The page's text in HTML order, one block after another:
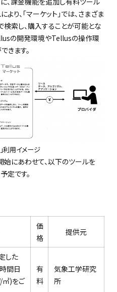
り、「マーケット」では、さまざま
索し、購入することが可能とな
の開発環境やTellusの操作環
きます。
利用イメージ
にあわせて、以下のツールを
定です。
価
格
提供元
した
間日
)をご
有
料
気象工学研究
所